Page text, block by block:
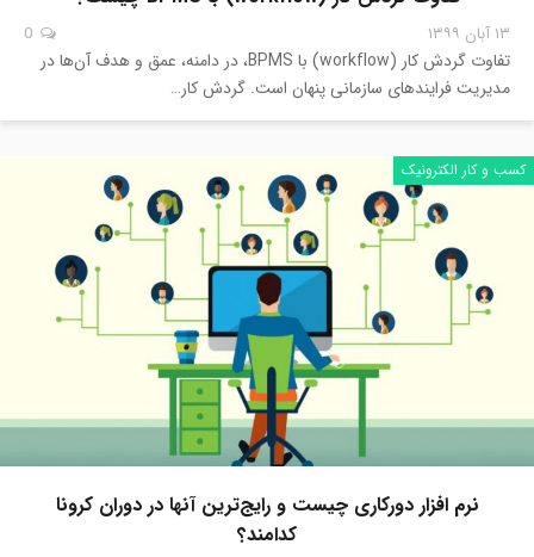
۱۳ آبان ۱۳۹۹
تفاوت گردش کار (workflow) با BPMS، در دامنه، عمق و هدف آن‌ها در
مدیریت فرایندهای سازمانی پنهان است. گردش کار…
کسب و کار الکترونیک
نرم افزار دورکاری چیست و رایج‌ترین آنها در دوران کرونا
کدامند؟